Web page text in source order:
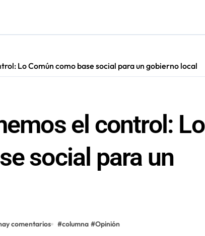
Lo Común como base social para un gobierno local
el control: Lo
social para un
comentarios #columna #Opinión